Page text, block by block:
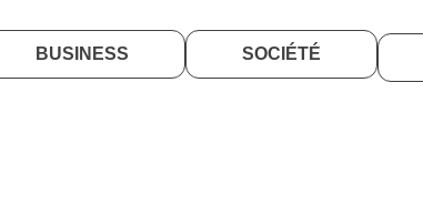
BUSINESS SOCIÉTÉ